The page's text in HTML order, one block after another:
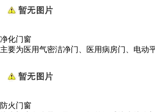
净化门窗
主要为医用气密洁净门、医用病房门、电动
防火门窗